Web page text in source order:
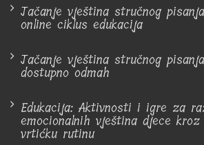
Jačanje vještina stručnog
online ciklus edukacija
Jačanje vještina stručnog
dostupno odmah
Edukacija: Aktivnosti i igre za
emocionalnih vještina djece kroz
vrtićku rutinu